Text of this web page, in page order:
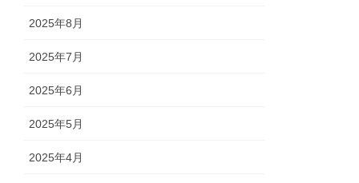
2025年8月
2025年7月
2025年6月
2025年5月
2025年4月